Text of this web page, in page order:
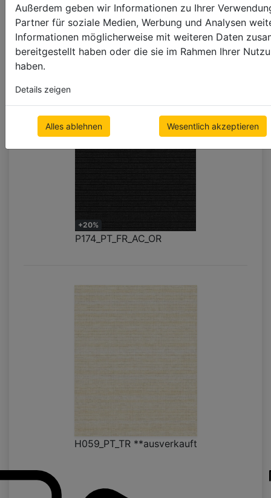
Außerdem geben wir Informationen zu Ihrer
Partner für soziale Medien, Werbung und Analysen
Informationen möglicherweise mit weiteren Daten
bereitgestellt haben oder die sie im Rahmen Ihrer
haben.
Details zeigen
Alles ablehnen Wesentlich akzeptieren
+20%
P173_PT_FR_AC_OR
+20%
P174_PT_FR_AC_OR
H059_PT_TR **ausverkauft